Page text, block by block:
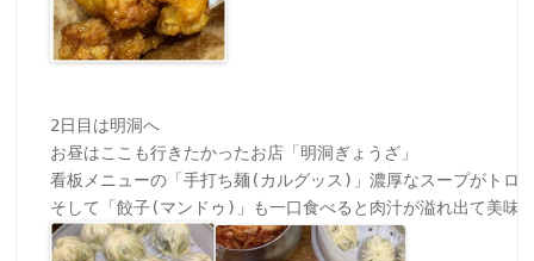
2日目は明洞へ
お昼はここも行きたかったお店「明洞ぎょうざ」
看板メニューの「手打ち麺(カルグッス)」濃厚なスープがトロ